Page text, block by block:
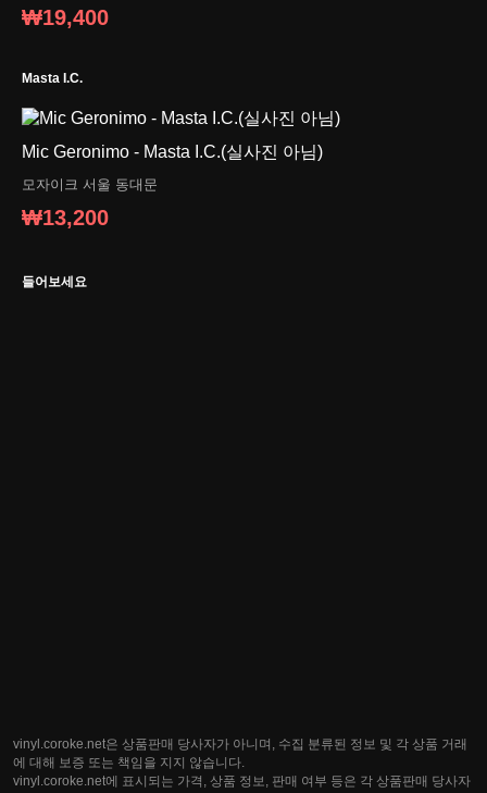
₩19,400
Masta I.C.
Mic Geronimo - Masta I.C.(실사진 아님)
모자이크 서울 동대문
₩13,200
들어보세요
vinyl.coroke.net은 상품판매 당사자가 아니며, 수집 분류된 정보 및 각 상품 거래
에 대해 보증 또는 책임을 지지 않습니다.
vinyl.coroke.net에 표시되는 가격, 상품 정보, 판매 여부 등은 각 상품판매 당사자